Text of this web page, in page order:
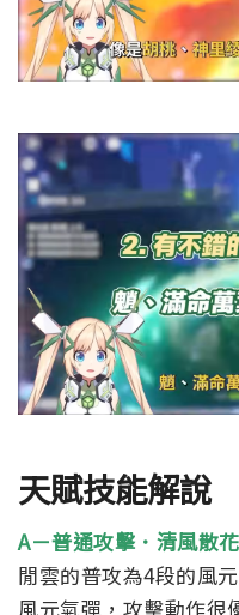
天賦技能解說
A－普通攻擊．清風散
閒雲的普攻為4段的風
風元氣彈，攻擊動作很